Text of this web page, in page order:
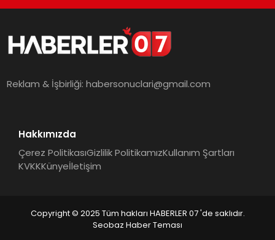
Reklam & İşbirliği:habersonuclari@gmail.com
Hakkımızda
Çerez PolitikasıGizlilik PolitikamızKullanım Şartları
KVKKKünyeİletişim
Copyright © 2025 Tüm hakları HABERLER 07 'de saklıdır.
Seobaz Haber Teması